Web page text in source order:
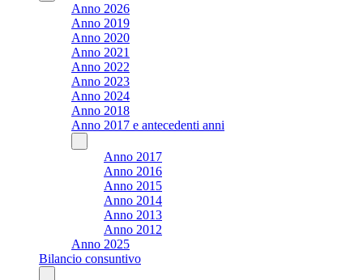
Anno 2026
Anno 2019
Anno 2020
Anno 2021
Anno 2022
Anno 2023
Anno 2024
Anno 2018
Anno 2017 e antecedenti anni
Anno 2017
Anno 2016
Anno 2015
Anno 2014
Anno 2013
Anno 2012
Anno 2025
Bilancio consuntivo